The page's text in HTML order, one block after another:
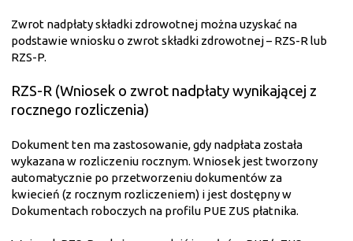
Zwrot nadpłaty składki zdrowotnej można uzyskać na
podstawie wniosku o zwrot składki zdrowotnej – RZS-R lub
RZS-P.
RZS-R (Wniosek o zwrot nadpłaty wynikającej z
rocznego rozliczenia)
Dokument ten ma zastosowanie, gdy nadpłata została
wykazana w rozliczeniu rocznym. Wniosek jest tworzony
automatycznie po przetworzeniu dokumentów za
kwiecień (z rocznym rozliczeniem) i jest dostępny w
Dokumentach roboczych na profilu PUE ZUS płatnika.